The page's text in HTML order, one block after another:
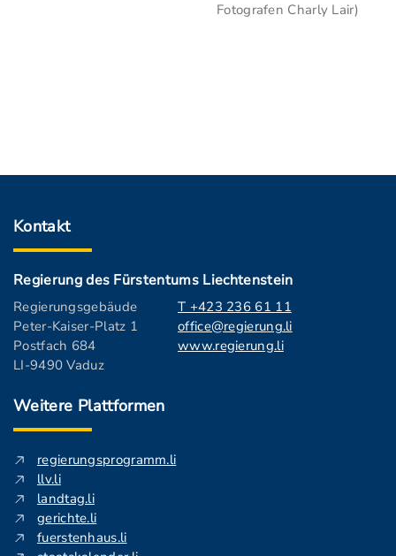
Fotografen Charly Lair)
Kontakt
Regierung des Fürstentums Liechtenstein
Regierungsgebäude
Peter-Kaiser-Platz 1
Postfach 684
LI-9490 Vaduz
T +423 236 61 11
office@regierung.li
www.regierung.li
Weitere Plattformen
regierungsprogramm.li
llv.li
landtag.li
gerichte.li
fuerstenhaus.li